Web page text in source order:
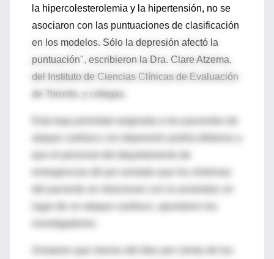
la hipercolesterolemia y la hipertensión, no se
asociaron con las puntuaciones de clasificación
en los modelos. Sólo la depresión afectó la
puntuación", escribieron la Dra. Clare Atzema,
del Instituto de Ciencias Clínicas de Evaluación
de Toronto, y colegas.
Esta baja prioridad asignada a los pacientes de
ataque cardiaco con depresión podría deberse a
emergencias dé por sentado que los síntomas
lugar de un ataque cardiaco, apuntaron los
investigadores.